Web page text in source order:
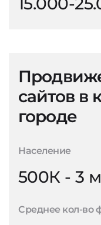
сайтов в
городе
Население
500К - 3
Среднее кол-во